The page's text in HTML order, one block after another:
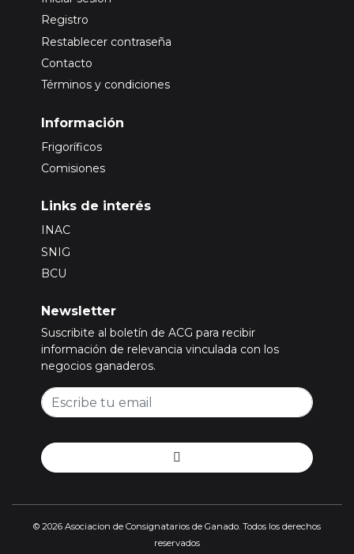
Registro
Restablecer contraseña
Contacto
Términos y condiciones
Información
Frigoríficos
Comisiones
Links de interés
INAC
SNIG
BCU
Newsletter
Suscribite al boletín de ACG para recibir
información de relevancia vinculada con los
negocios ganaderos.
© 2026 Asociacion de Consignatarios de Ganado. Todos los derechos
reservados